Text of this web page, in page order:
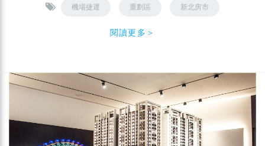
機場捷運 重劃區 新北房市
閱讀更多＞